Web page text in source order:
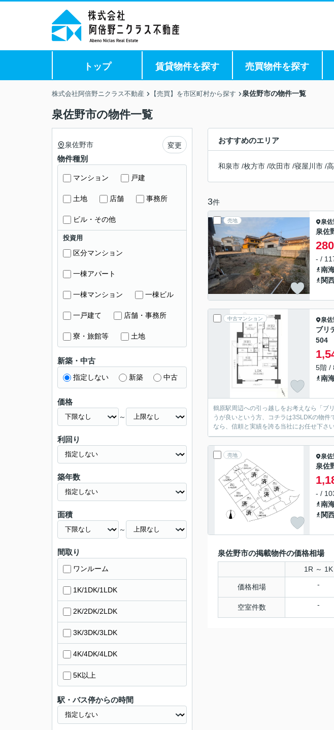
トップ 賃貸物件を探す 売買物件を探す
株式会社阿倍野ニクラス不動産 【売買】を市区町村から探す 泉佐野市の物件一覧
泉佐野市の物件一覧
おすすめのエリア
和泉市 /枚方市 /吹田市 /寝屋川市 /
3件
売地 泉
泉佐
280
- /
南
関
中古マンション 泉
ブリ
504
5階 /
南
鶴原駅周辺への引っ越しをお考えなら「ブ
うが良いという方、コチラは3SLDKの物
なら、信頼と実績を誇る当社にお任せ下さ
売地 泉
泉佐
- /
南
関
泉佐野市の掲載物件の価格相場
1R ～ 1K
価格相場 -
空室件数 -
泉佐野市 変更
物件種別
マンション 戸建
土地 店舗 事務所
ビル・その他
投資用
区分マンション
一棟アパート
一棟マンション 一棟ビル
一戸建て 店舗・事務所
寮・旅館等 土地
新築・中古
指定しない 新築 中古
価格
～
利回り
築年数
面積
～
間取り
ワンルーム
1K/1DK/1LDK
2K/2DK/2LDK
3K/3DK/3LDK
4K/4DK/4LDK
5K以上
駅・バス停からの時間